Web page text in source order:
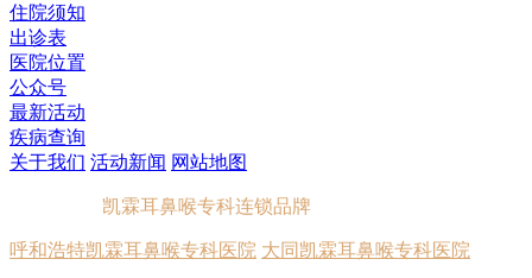
住院须知
出诊表
医院位置
公众号
最新活动
疾病查询
关于我们 活动新闻 网站地图
凯霖耳鼻喉专科连锁品牌
呼和浩特凯霖耳鼻喉专科医院 大同凯霖耳鼻喉专科医院